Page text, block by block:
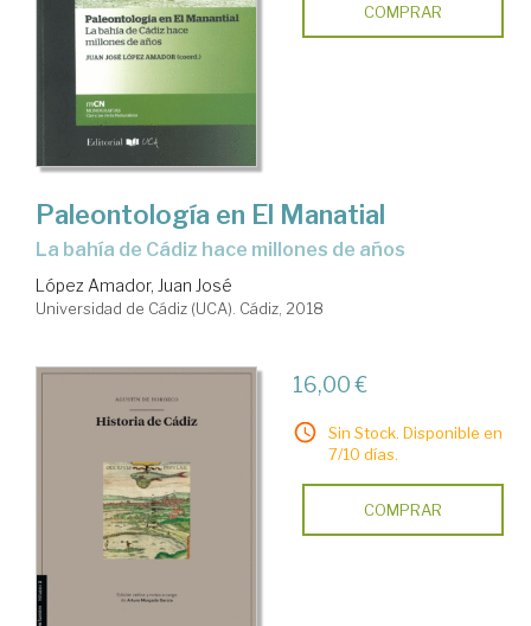
COMPRAR
Paleontología en El Manatial
la bahía de Cádiz hace millones de años
López Amador, Juan José
Universidad de Cádiz (UCA). Cádiz, 2018
16,00 €
Sin Stock. Disponible en
7/10 días.
COMPRAR